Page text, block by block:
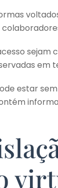
sejam
em
estar